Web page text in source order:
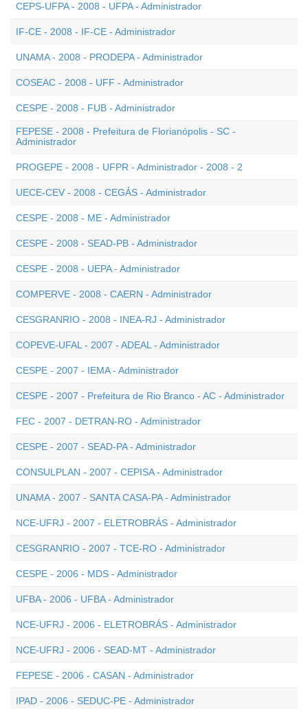
CEPS-UFPA - 2008 - UFPA - Administrador
IF-CE - 2008 - IF-CE - Administrador
UNAMA - 2008 - PRODEPA - Administrador
COSEAC - 2008 - UFF - Administrador
CESPE - 2008 - FUB - Administrador
FEPESE - 2008 - Prefeitura de Florianópolis - SC -
Administrador
PROGEPE - 2008 - UFPR - Administrador - 2008 - 2
UECE-CEV - 2008 - CEGÁS - Administrador
CESPE - 2008 - ME - Administrador
CESPE - 2008 - SEAD-PB - Administrador
CESPE - 2008 - UEPA - Administrador
COMPERVE - 2008 - CAERN - Administrador
CESGRANRIO - 2008 - INEA-RJ - Administrador
COPEVE-UFAL - 2007 - ADEAL - Administrador
CESPE - 2007 - IEMA - Administrador
CESPE - 2007 - Prefeitura de Rio Branco - AC - Administrador
FEC - 2007 - DETRAN-RO - Administrador
CESPE - 2007 - SEAD-PA - Administrador
CONSULPLAN - 2007 - CEPISA - Administrador
UNAMA - 2007 - SANTA CASA-PA - Administrador
NCE-UFRJ - 2007 - ELETROBRÁS - Administrador
CESGRANRIO - 2007 - TCE-RO - Administrador
CESPE - 2006 - MDS - Administrador
UFBA - 2006 - UFBA - Administrador
NCE-UFRJ - 2006 - ELETROBRÁS - Administrador
NCE-UFRJ - 2006 - SEAD-MT - Administrador
FEPESE - 2006 - CASAN - Administrador
IPAD - 2006 - SEDUC-PE - Administrador